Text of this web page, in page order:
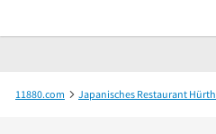
11880.com Japanisches Restaurant Hürth